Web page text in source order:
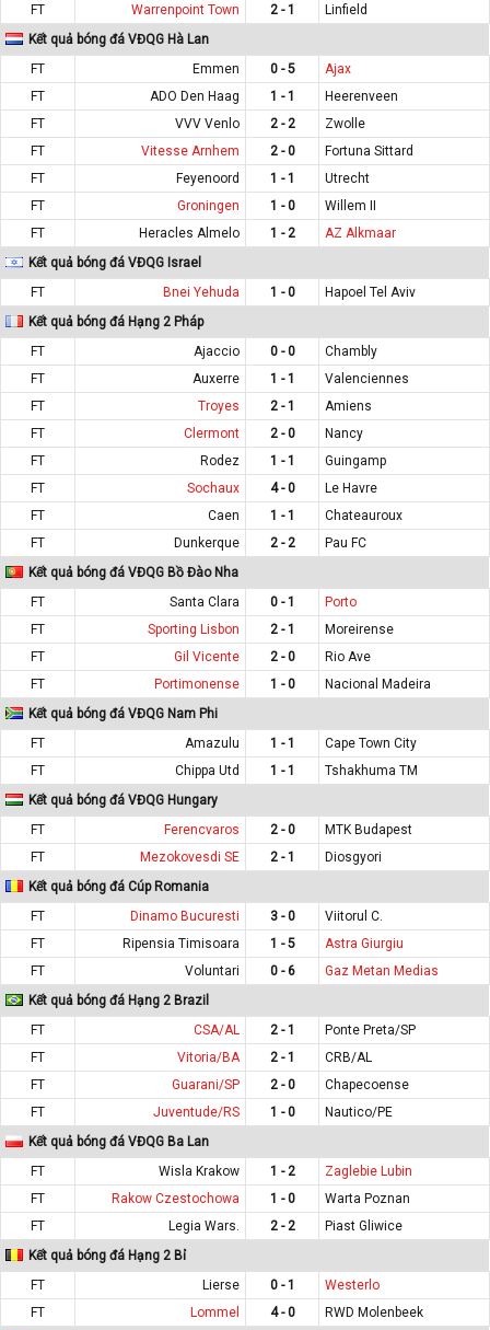
FT
Warrenpoint Town 2 - 1
Linfield
Kết quả bóng đá VĐQG Hà Lan
FT
Emmen 0 - 5
Ajax
FT
ADO Den Haag 1 - 1
Heerenveen
FT
VVV Venlo 2 - 2
Zwolle
FT
Vitesse Arnhem 2 - 0
Fortuna Sittard
FT
Feyenoord 1 - 1
Utrecht
FT
Groningen 1 - 0
Willem II
FT
Heracles Almelo 1 - 2
AZ Alkmaar
Kết quả bóng đá VĐQG Israel
FT
Bnei Yehuda 1 - 0
Hapoel Tel Aviv
Kết quả bóng đá Hạng 2 Pháp
FT
Ajaccio 0 - 0
Chambly
FT
Auxerre 1 - 1
Valenciennes
FT
Troyes 2 - 1
Amiens
FT
Clermont 2 - 0
Nancy
FT
Rodez 1 - 1
Guingamp
FT
Sochaux 4 - 0
Le Havre
FT
Caen 1 - 1
Chateauroux
FT
Dunkerque 2 - 2
Pau FC
Kết quả bóng đá VĐQG Bồ Đào Nha
FT
Santa Clara 0 - 1
Porto
FT
Sporting Lisbon 2 - 1
Moreirense
FT
Gil Vicente 2 - 0
Rio Ave
FT
Portimonense 1 - 0
Nacional Madeira
Kết quả bóng đá VĐQG Nam Phi
FT
Amazulu 1 - 1
Cape Town City
FT
Chippa Utd 1 - 1
Tshakhuma TM
Kết quả bóng đá VĐQG Hungary
FT
Ferencvaros 2 - 0
MTK Budapest
FT
Mezokovesdi SE 2 - 1
Diosgyori
Kết quả bóng đá Cúp Romania
FT
Dinamo Bucuresti 3 - 0
Viitorul C.
FT
Ripensia Timisoara 1 - 5
Astra Giurgiu
FT
Voluntari 0 - 6
Gaz Metan Medias
Kết quả bóng đá Hạng 2 Brazil
FT
CSA/AL 2 - 1
Ponte Preta/SP
FT
Vitoria/BA 2 - 1
CRB/AL
FT
Guarani/SP 2 - 0
Chapecoense
FT
Juventude/RS 1 - 0
Nautico/PE
Kết quả bóng đá VĐQG Ba Lan
FT
Wisla Krakow 1 - 2
Zaglebie Lubin
FT
Rakow Czestochowa 1 - 0
Warta Poznan
FT
Legia Wars. 2 - 2
Piast Gliwice
Kết quả bóng đá Hạng 2 Bỉ
FT
Lierse 0 - 1
Westerlo
FT
Lommel 4 - 0
RWD Molenbeek